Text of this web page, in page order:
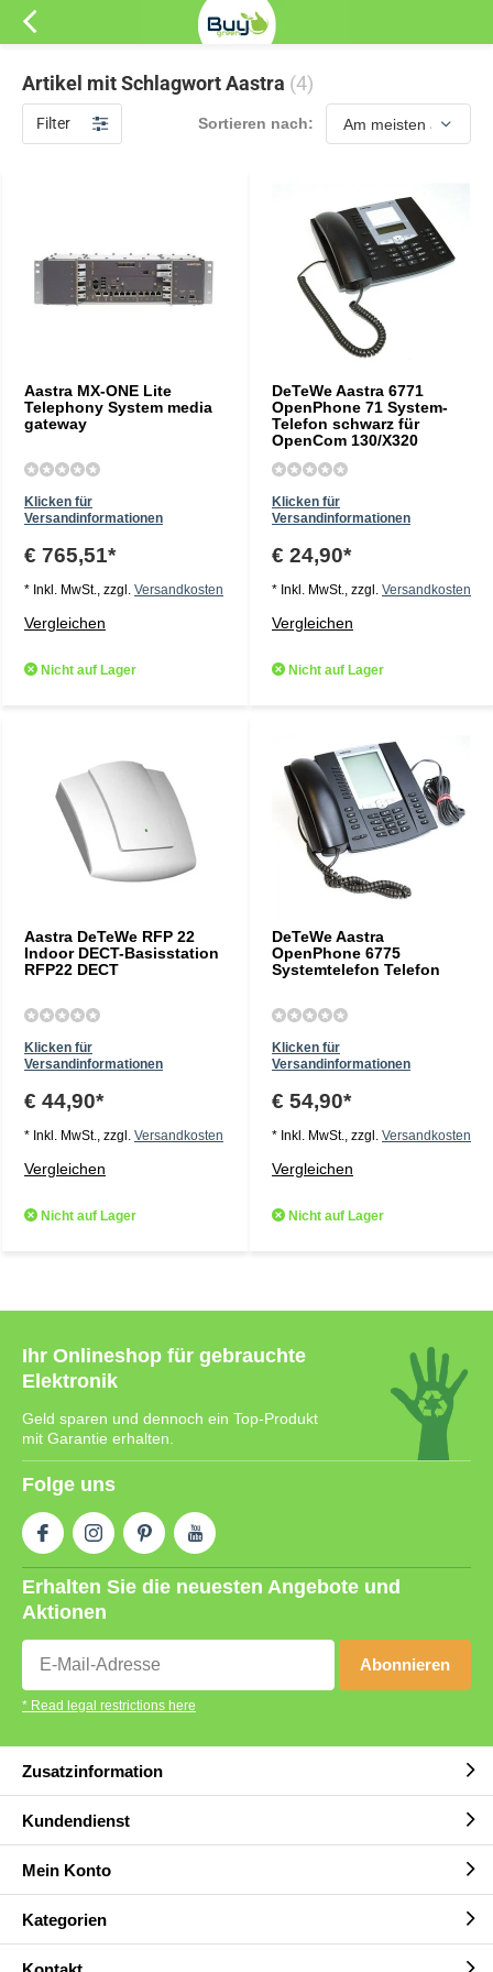
Artikel mit Schlagwort Aastra (4)
Filter Sortieren nach:
Aastra MX-ONE Lite
Telephony System media
gateway
Klicken für
Versandinformationen
€ 765,51*
* Inkl. MwSt., zzgl. Versandkosten
Vergleichen
Nicht auf Lager
DeTeWe Aastra 6771
OpenPhone 71 System-
Telefon schwarz für
OpenCom 130/X320
Klicken für
Versandinformationen
€ 24,90*
* Inkl. MwSt., zzgl. Versandkosten
Vergleichen
Nicht auf Lager
Aastra DeTeWe RFP 22
Indoor DECT-Basisstation
RFP22 DECT
Klicken für
Versandinformationen
€ 44,90*
* Inkl. MwSt., zzgl. Versandkosten
Vergleichen
Nicht auf Lager
DeTeWe Aastra
OpenPhone 6775
Systemtelefon Telefon
Klicken für
Versandinformationen
€ 54,90*
* Inkl. MwSt., zzgl. Versandkosten
Vergleichen
Nicht auf Lager
Ihr Onlineshop für gebrauchte
Elektronik
Geld sparen und dennoch ein Top-Produkt
mit Garantie erhalten.
Folge uns
Erhalten Sie die neuesten Angebote und
Aktionen
Abonnieren
* Read legal restrictions here
Zusatzinformation
Kundendienst
Mein Konto
Kategorien